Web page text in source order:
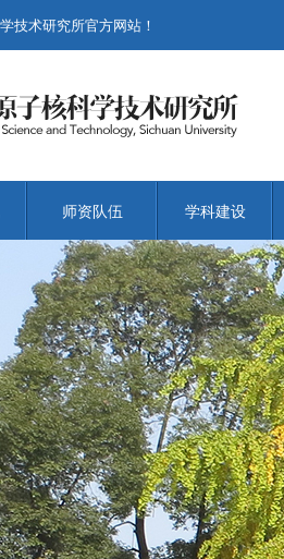
技术研究所官方网站！
师资队伍 学科建设